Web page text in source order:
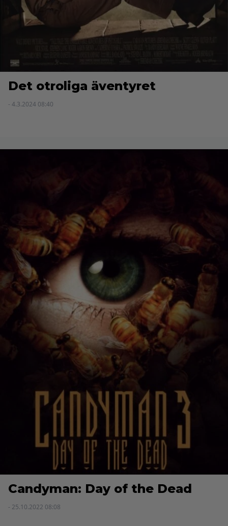
Det otroliga äventyret
- 4.3.2024 08:40
Candyman: Day of the Dead
- 25.10.2022 08:08